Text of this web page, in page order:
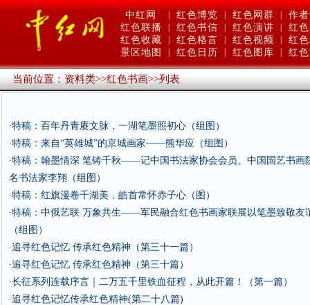
中红网 红色博览 红色网群
作
红色联播
红色书信 红色演讲
红
红色收藏
红色格言 红色视频
红
景区地图
红色日历 红色图库 红
当前位置：资料类>>红色书画>>列表
·特稿：百年丹青赓文脉，一湖笔墨照初心（组图）
·特稿：来自“英雄城”的京城画家——熊华应（组图）
·特稿：翰墨情深 笔铸千秋——记中国书法家协会会员、中国国艺书画
名书法家李翔（组图）
·特稿：红旗漫卷千湖美，皓首常怀赤子心（图）
·特稿：中俄艺联 万象共生——军民融合红色书画家联展以笔墨致敬友
（组图）
·追寻红色记忆 传承红色精神（第三十一篇）
·追寻红色记忆 传承红色精神（第三十篇）
·长征系列连载序言｜二万五千里铁血征程，从此开篇！（第一篇）
·追寻红色记忆传承红色精神(第二十八篇)